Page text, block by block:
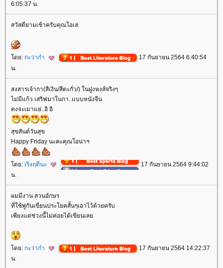
6:05:37 น.
สวัสดียามเช้าครับคุณโอเล่
ดย: กะว่าก๋า
17 กันยายน 2564 6:40:54
น.
สงสารเจ้ากา(สีเงิน/สีตะกั่ว/) ในฝูงหงส์จริงๆ
ไม่มีแก้ว เสริฟมาในกา..แบบหนังจีน
คงจะเมาแย่..อิ อิ
สุขสันต์วันสุข
Happy Friday นะคะคุณโอน่าฯ
ดย: เริงฤดีนะ
17 กันยายน 2564 9:44:02
น.
ผมมีงาน สวนอักษร
ที่ใช้พู่กันเขียนประโยคสั้นๆเอาไว้ด้วยครับ
เพียงแต่ช่วงนี้ไม่ค่อยได้เขียนเล
ดย: กะว่าก๋า
17 กันยายน 2564 14:22:37
น.